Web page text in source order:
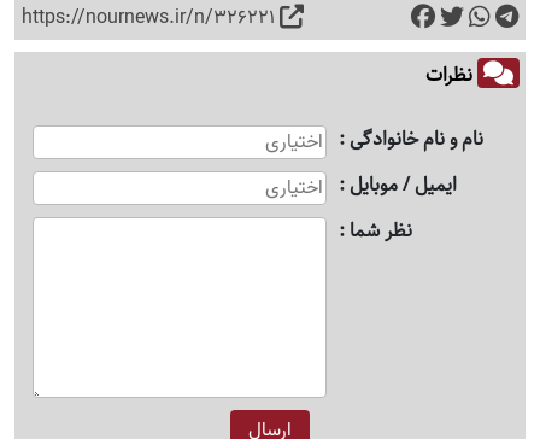
https://nournews.ir/n/326221
نظرات
نام و نام خانوادگی
ایمیل / موبایل
نظر شما